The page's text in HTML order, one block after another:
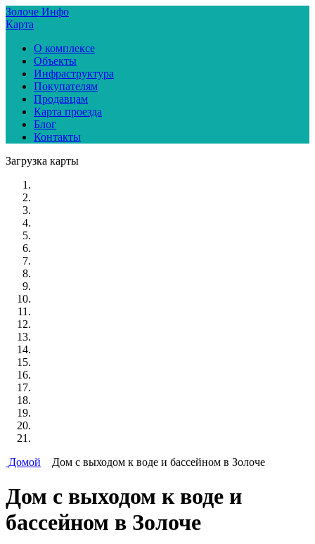
Золоче Инфо
Карта
О комплексе
Объекты
Инфраструктура
Покупателям
Продавцам
Карта проезда
Блог
Контакты
Загрузка карты
Домой Дом с выходом к воде и бассейном в Золоче
Дом с выходом к воде и
бассейном в Золоче